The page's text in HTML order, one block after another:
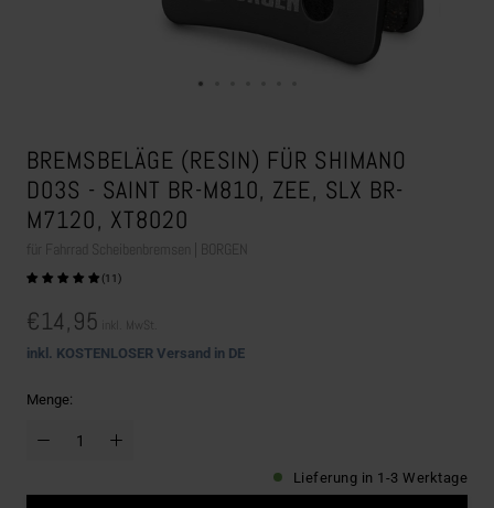
BREMSBELÄGE (RESIN) FÜR SHIMANO
D03S - SAINT BR-M810, ZEE, SLX BR-
M7120, XT8020
für Fahrrad Scheibenbremsen | BORGEN
(11)
€14,95 inkl. MwSt.
inkl. KOSTENLOSER Versand in DE
Menge:
Lieferung in 1-3 Werktage